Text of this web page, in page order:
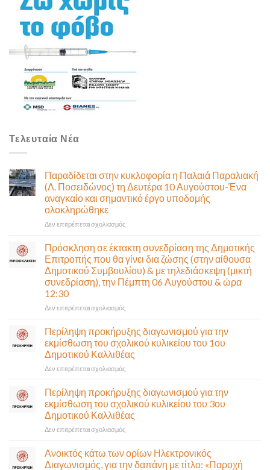
Τελευταία Νέα
Παραδίδεται στην κυκλοφορία η Παλαιά Παραλιακή
(Λ. Ποσειδώνος) τη Δευτέρα 10 Αυγούστου-Ένα
αναγκαίο και σημαντικό έργο υποδομής
ολοκληρώθηκε
Δεν επιτρέπεται σχολιασμόςστο
κυκλοφορία
η
Παλαιά
Παραλιακή
Ποσειδώνος)
10
Αυγούστου-
Ένα
αναγκαίο
σημαντικό
έργο
υποδομής
ολοκληρώθηκε
Πρόσκληση σε έκτακτη συνεδρίαση της Δημοτικής
Επιτροπής που θα γίνει δια ζώσης (στην αίθουσα
Δημοτικού Συμβουλίου) & με τηλεδιάσκεψη (μικτή
συνεδρίαση), την Πέμπτη 06 Αυγούστου & ώρα
12:30
Δεν επιτρέπεται σχολιασμόςστο
σε
έκτακτη
συνεδρίαση
της
Δημοτικής
που
θα
γίνει
δια
ζώσης
αίθουσα
Δημοτικού
Περίληψη προκήρυξης διαγωνισμού για την
εκμίσθωση του σχολικού κυλικείου του 1ου
Δημοτικού Καλλιθέας
Δεν επιτρέπεται σχολιασμόςστο
προκήρυξης
διαγωνισμού
για
την
εκμίσθωση
σχολικού
κυλικείου
Περίληψη προκήρυξης διαγωνισμού για την
εκμίσθωση του σχολικού κυλικείου του 3ου
Δημοτικού Καλλιθέας
Δεν επιτρέπεται σχολιασμόςστο
προκήρυξης
διαγωνισμού
Ανοικτός κάτω των ορίων Ηλεκτρονικός
Διαγωνισμός, για την δαπάνη με τίτλο: «Παροχή